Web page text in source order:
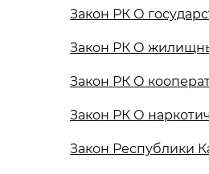
Закон РК О
Закон РК О
Закон РК О
Закон РК О
Закон Республики